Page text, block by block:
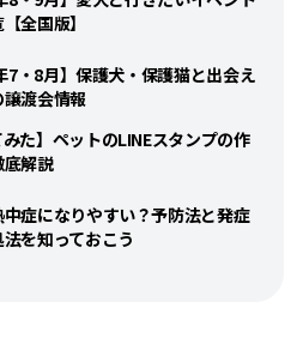
全国版】
7・8月】保護犬・保護猫と出会え
渡会情報
みた】ペットのLINEスタンプの作
底解説
中症になりやすい？予防法と発症
を知っておこう